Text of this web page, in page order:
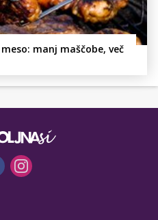
manj maščobe, več